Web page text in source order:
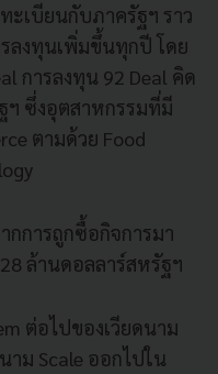
ะเบียนกับภาครัฐฯ ราว
ลงทุนเพิ่มขึ้นทุกปี โดย
การลงทุน 92 Deal คิด
ฯ ซึ่งอุตสาหกรรมที่มี
ตามด้วย Food
กการถูกซื้อกิจการมา
ล้านดอลลาร์สหรัฐฯ
ต่อไปของเวียดนาม
ม Scale ออกไปใน